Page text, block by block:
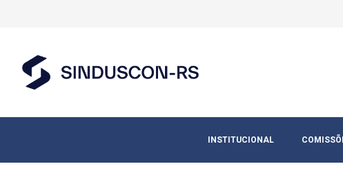
INSTITUCIONAL